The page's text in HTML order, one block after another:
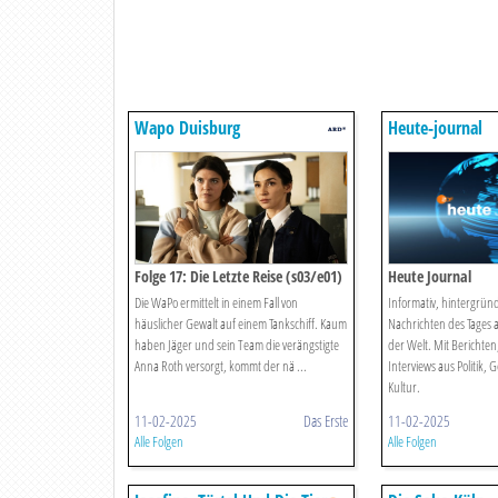
Wapo Duisburg
Folge 17: Die Letzte Reise (s03/e01)
Die WaPo ermittelt in einem Fall von
häuslicher Gewalt auf einem Tankschiff. Kaum
haben Jäger und sein Team die verängstigte
Anna Roth versorgt, kommt der nä ...
11-02-2025 Das Erste
Alle Folgen
Heute-journal
Heute Journal
Informativ,
Nachrichten des
der Welt. Mit
Interviews aus Politik,
Kultur.
11-02-2025
Alle Folgen